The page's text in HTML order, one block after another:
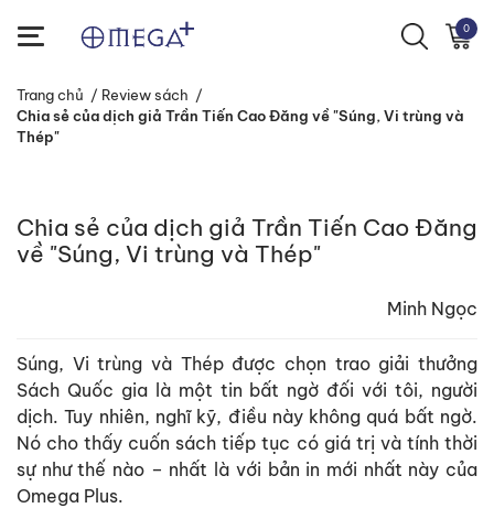
0
Trang chủ / Review sách /
Chia sẻ của dịch giả Trần Tiến Cao Đăng về "Súng, Vi trùng và
Thép"
Chia sẻ của dịch giả Trần Tiến Cao Đăng
về "Súng, Vi trùng và Thép"
Minh Ngọc
Súng, Vi trùng và Thép được chọn trao giải thưởng
Sách Quốc gia là một tin bất ngờ đối với tôi, người
dịch. Tuy nhiên, nghĩ kỹ, điều này không quá bất ngờ.
Nó cho thấy cuốn sách tiếp tục có giá trị và tính thời
sự như thế nào – nhất là với bản in mới nhất này của
Omega Plus.